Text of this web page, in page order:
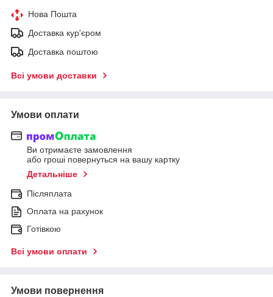
Нова Пошта
Доставка кур'єром
Доставка поштою
Всі умови доставки
Умови оплати
Ви отримаєте замовлення
або гроші повернуться на вашу картку
Детальніше
Післяплата
Оплата на рахунок
Готівкою
Всі умови оплати
Умови повернення